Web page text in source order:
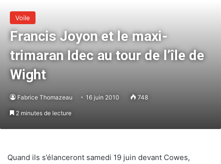
Voile
Francis Joyon et le maxi-
trimaran Idec au tour de l’île de
Wight
Fabrice Thomazeau 16 juin 2010 748
2 minutes de lecture
Quand ils s’élanceront samedi 19 juin devant Cowes,